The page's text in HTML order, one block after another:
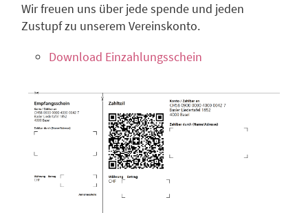
Wir freuen uns über jede spende und jeden
Zustupf zu unserem Vereinskonto.
Download Einzahlungsschein